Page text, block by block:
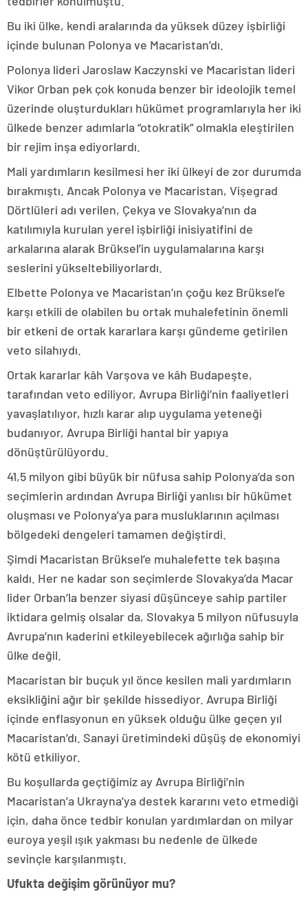
Bu iki ülke, kendi aralarında da yüksek düzey işbirliği
içinde bulunan Polonya ve Macaristan’dı.
Polonya lideri Jaroslaw Kaczynski ve Macaristan lideri
Vikor Orban pek çok konuda benzer bir ideolojik temel
üzerinde oluşturdukları hükümet programlarıyla her iki
ülkede benzer adımlarla “otokratik” olmakla eleştirilen
bir rejim inşa ediyorlardı.
Mali yardımların kesilmesi her iki ülkeyi de zor durumda
bırakmıştı. Ancak Polonya ve Macaristan, Vişegrad
Dörtlüleri adı verilen, Çekya ve Slovakya’nın da
katılımıyla kurulan yerel işbirliği inisiyatifini de
arkalarına alarak Brüksel’in uygulamalarına karşı
seslerini yükseltebiliyorlardı.
Elbette Polonya ve Macaristan’ın çoğu kez Brüksel’e
karşı etkili de olabilen bu ortak muhalefetinin önemli
bir etkeni de ortak kararlara karşı gündeme getirilen
veto silahıydı.
Ortak kararlar kâh Varşova ve kâh Budapeşte,
tarafından veto ediliyor, Avrupa Birliği’nin faaliyetleri
yavaşlatılıyor, hızlı karar alıp uygulama yeteneği
budanıyor, Avrupa Birliği hantal bir yapıya
dönüştürülüyordu.
41,5 milyon gibi büyük bir nüfusa sahip Polonya’da son
seçimlerin ardından Avrupa Birliği yanlısı bir hükümet
oluşması ve Polonya’ya para musluklarının açılması
bölgedeki dengeleri tamamen değiştirdi.
Şimdi Macaristan Brüksel’e muhalefette tek başına
kaldı. Her ne kadar son seçimlerde Slovakya’da Macar
lider Orban’la benzer siyasi düşünceye sahip partiler
iktidara gelmiş olsalar da, Slovakya 5 milyon nüfusuyla
Avrupa’nın kaderini etkileyebilecek ağırlığa sahip bir
ülke değil.
Macaristan bir buçuk yıl önce kesilen mali yardımların
eksikliğini ağır bir şekilde hissediyor. Avrupa Birliği
içinde enflasyonun en yüksek olduğu ülke geçen yıl
Macaristan’dı. Sanayi üretimindeki düşüş de ekonomiyi
kötü etkiliyor.
Bu koşullarda geçtiğimiz ay Avrupa Birliği’nin
Macaristan’a Ukrayna’ya destek kararını veto etmediği
için, daha önce tedbir konulan yardımlardan on milyar
euroya yeşil ışık yakması bu nedenle de ülkede
sevinçle karşılanmıştı.
Ufukta değişim görünüyor mu?